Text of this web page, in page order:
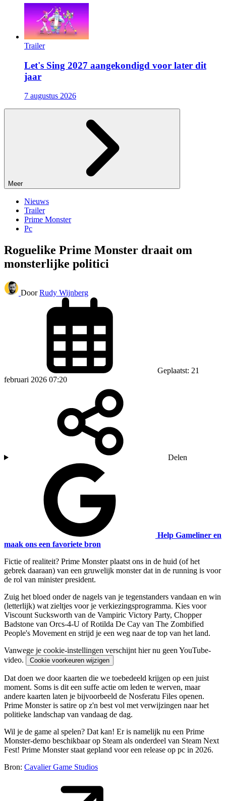
Trailer
Let's Sing 2027 aangekondigd voor later dit
jaar
7 augustus 2026
Meer
Nieuws
Trailer
Prime Monster
Pc
Roguelike Prime Monster draait om
monsterlijke politici
Door Rudy Wijnberg
Geplaatst: 21
februari 2026 07:20
Delen
Help Gameliner en
maak ons een favoriete bron
Fictie of realiteit? Prime Monster plaatst ons in de huid (of het
gebrek daaraan) van een gruwelijk monster dat in de running is voor
de rol van minister president.
Zuig het bloed onder de nagels van je tegenstanders vandaan en win
(letterlijk) wat zieltjes voor je verkiezingsprogramma. Kies voor
Viscount Sucksworth van de Vampiric Victory Party, Chopper
Badstone van Orcs-4-U of Rotilda De Cay van The Zombified
People's Movement en strijd je een weg naar de top van het land.
Vanwege je cookie-instellingen verschijnt hier nu geen YouTube-
video.
Cookie voorkeuren wijzigen
Dat doen we door kaarten die we toebedeeld krijgen op een juist
moment. Soms is dit een suffe actie om leden te werven, maar
andere kaarten laten je bijvoorbeeld de Nosferatu Files openen.
Prime Monster is satire op z'n best vol met verwijzingen naar het
politieke landschap van vandaag de dag.
Wil je de game al spelen? Dat kan! Er is namelijk nu een Prime
Monster-demo beschikbaar op Steam als onderdeel van Steam Next
Fest! Prime Monster staat gepland voor een release op pc in 2026.
Bron: Cavalier Game Studios